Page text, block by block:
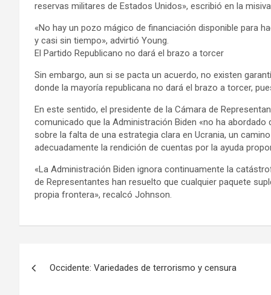
reservas militares de Estados Unidos», escribió en la
«No hay un pozo mágico de financiación disponible para
y casi sin tiempo», advirtió Young.
El Partido Republicano no dará el brazo a torcer
Sin embargo, aun si se pacta un acuerdo, no existen
donde la mayoría republicana no dará el brazo a torcer,
En este sentido, el presidente de la Cámara de
comunicado que la Administración Biden «no ha
sobre la falta de una estrategia clara en Ucrania, un
adecuadamente la rendición de cuentas por la ayuda
«La Administración Biden ignora continuamente la
de Representantes han resuelto que cualquier paquete
propia frontera», recalcó Johnson.
Occidente: Variedades de terrorismo y censura